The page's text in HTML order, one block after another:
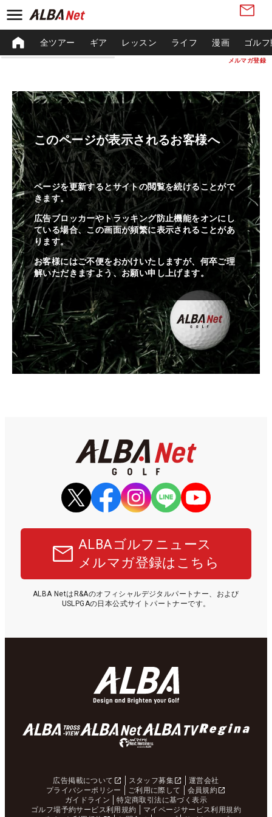
メルマガ登録
全ツアー ギア レッスン ライフ 漫画 ゴル
このページが表示されるお客様へ
ページを更新するとサイトの閲覧を続けることがで
きます。
広告ブロッカーやトラッキング防止機能をオンにし
ている場合、この画面が頻繁に表示されることがあ
ります。
お客様にはご不便をおかけいたしますが、何卒ご理
解いただきますよう、お願い申し上げます。
ALBAゴルフニュース
メルマガ登録はこちら
ALBA NetはR&Aのオフィシャルデジタルパートナー、および
USLPGAの日本公式サイトパートナーです。
広告掲載について スタッフ募集
運営会社
プライバシーポリシー
ご利用に際して
会員規約
ガイドライン
特定商取引法に基づく表示
ゴルフ場予約サービス利用規約
マイページサービス利用規約